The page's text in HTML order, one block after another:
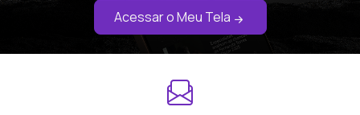
Acessar o Meu Tela